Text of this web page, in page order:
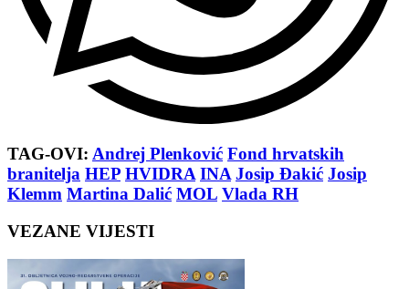
TAG-OVI: Andrej Plenković Fond hrvatskih
branitelja HEP HVIDRA INA Josip Đakić Josip
Klemm Martina Dalić MOL Vlada RH
VEZANE VIJESTI